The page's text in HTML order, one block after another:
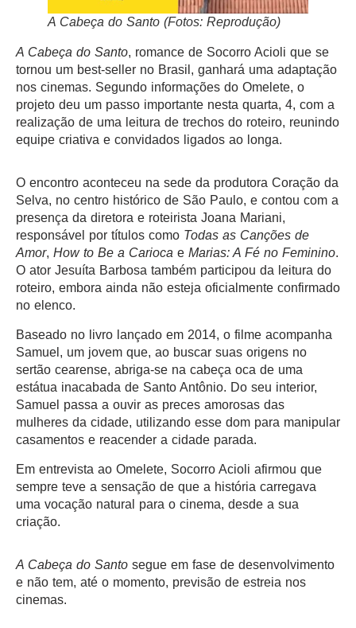
A Cabeça do Santo (Fotos: Reprodução)
A Cabeça do Santo, romance de Socorro Acioli que se
tornou um best-seller no Brasil, ganhará uma adaptação
nos cinemas. Segundo informações do Omelete, o
projeto deu um passo importante nesta quarta, 4, com a
realização de uma leitura de trechos do roteiro, reunindo
equipe criativa e convidados ligados ao longa.
O encontro aconteceu na sede da produtora Coração da
Selva, no centro histórico de São Paulo, e contou com a
presença da diretora e roteirista Joana Mariani,
responsável por títulos como Todas as Canções de
Amor, How to Be a Carioca e Marias: A Fé no Feminino.
O ator Jesuíta Barbosa também participou da leitura do
roteiro, embora ainda não esteja oficialmente confirmado
no elenco.
Baseado no livro lançado em 2014, o filme acompanha
Samuel, um jovem que, ao buscar suas origens no
sertão cearense, abriga-se na cabeça oca de uma
estátua inacabada de Santo Antônio. Do seu interior,
Samuel passa a ouvir as preces amorosas das
mulheres da cidade, utilizando esse dom para manipular
casamentos e reacender a cidade parada.
Em entrevista ao Omelete, Socorro Acioli afirmou que
sempre teve a sensação de que a história carregava
uma vocação natural para o cinema, desde a sua
criação.
A Cabeça do Santo segue em fase de desenvolvimento
e não tem, até o momento, previsão de estreia nos
cinemas.